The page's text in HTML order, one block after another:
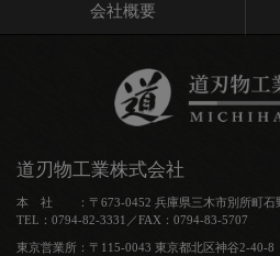
会社概要
道刃物工業株式会社
本 社 ：〒673-0452 兵庫県三木市別所町石
TEL：0794-82-3331／FAX：0794-83-5707
東京営業所：〒115-0043 東京都北区神谷2-40-8